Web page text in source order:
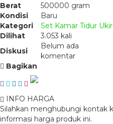
Berat
500000 gram
Kondisi
Baru
Kategori
Set Kamar Tidur Ukir
Dilihat
3.053 kali
Diskusi
Belum ada
komentar
Bagikan
INFO HARGA
Silahkan menghubungi kontak
informasi harga produk ini.